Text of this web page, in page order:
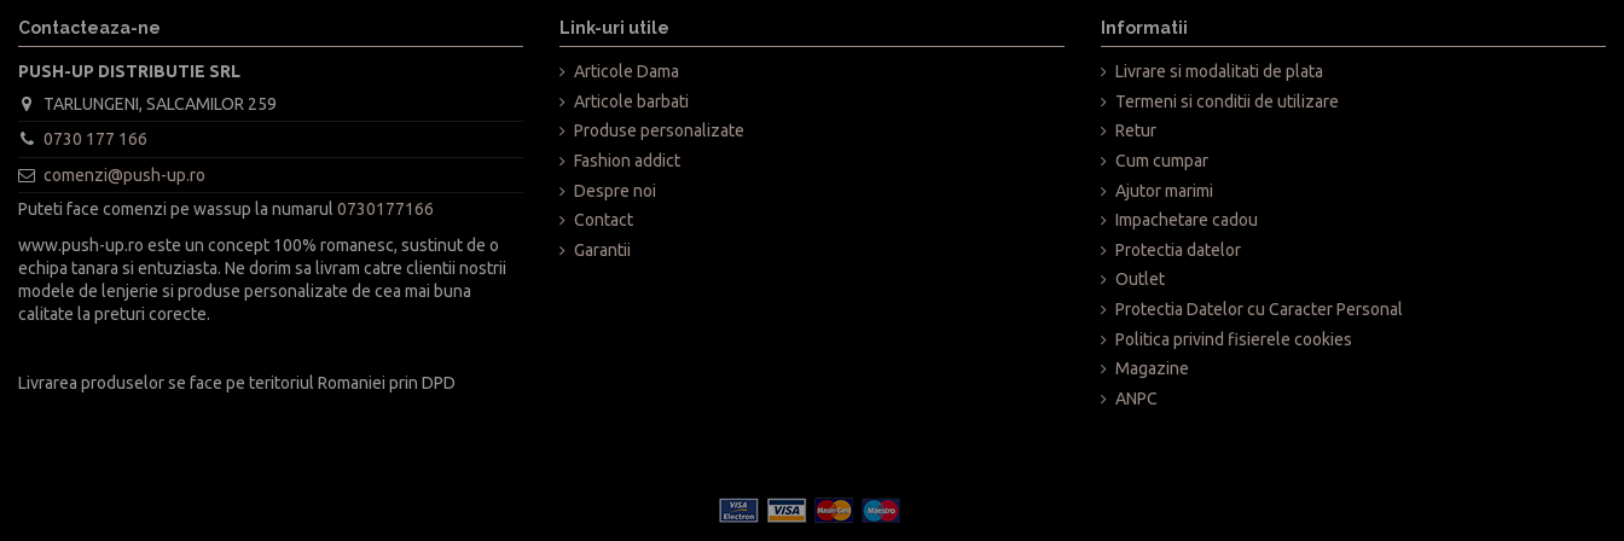
1-4 zile lucratoare pentru produsele aflate in stoc
7-14 zile lucratoare pentru produsele personalizabile sau care nu se gasesc pe stoc momentan.
Produsele se pot schimba gratuit in termen de 14 zile de la primirea acestora , totusi valoarea
gratuit pentru comenzile in valoare mai mare de 199 lei.
Puteti cumpara produsele noastre vizitand magazinul de prezentare din Brasov, Galeriile Orizont 3000
Pentru colaborari cu ridicata va rugam trimiteti email la distributie@push-up.ro
Va invitam sa va faceti cumparaturile de la profesionisti cu experienta si conduita exemplara.
Contacteaza-ne
PUSH-UP DISTRIBUTIE SRL
TARLUNGENI, SALCAMILOR 259
0730 177 166
comenzi@push-up.ro
Puteti face comenzi pe wassup la numarul 0730177166
www.push-up.ro este un concept 100% romanesc, sustinut de o
echipa tanara si entuziasta. Ne dorim sa livram catre clientii nostrii
modele de lenjerie si produse personalizate de cea mai buna
calitate la preturi corecte.
Livrarea produselor se face pe teritoriul Romaniei prin DPD
Link-uri utile
Articole Dama
Articole barbati
Produse personalizate
Fashion addict
Despre noi
Contact
Garantii
Informatii
Livrare si modalitati de plata
Termeni si conditii de utilizare
Retur
Cum cumpar
Ajutor marimi
Impachetare cadou
Protectia datelor
Outlet
Protectia Datelor cu Caracter Personal
Politica privind fisierele cookies
Magazine
ANPC